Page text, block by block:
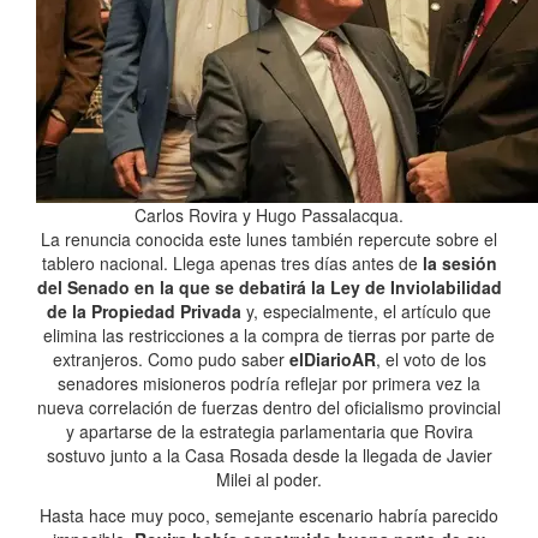
Carlos Rovira y Hugo Passalacqua.
La renuncia conocida este lunes también repercute sobre el
tablero nacional. Llega apenas tres días antes de la sesión
del Senado en la que se debatirá la Ley de Inviolabilidad
de la Propiedad Privada y, especialmente, el artículo que
elimina las restricciones a la compra de tierras por parte de
extranjeros. Como pudo saber elDiarioAR, el voto de los
senadores misioneros podría reflejar por primera vez la
nueva correlación de fuerzas dentro del oficialismo provincial
y apartarse de la estrategia parlamentaria que Rovira
sostuvo junto a la Casa Rosada desde la llegada de Javier
Milei al poder.
Hasta hace muy poco, semejante escenario habría parecido